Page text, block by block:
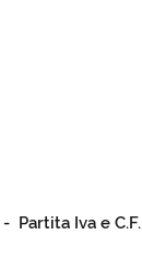
Partita Iva e C.F.